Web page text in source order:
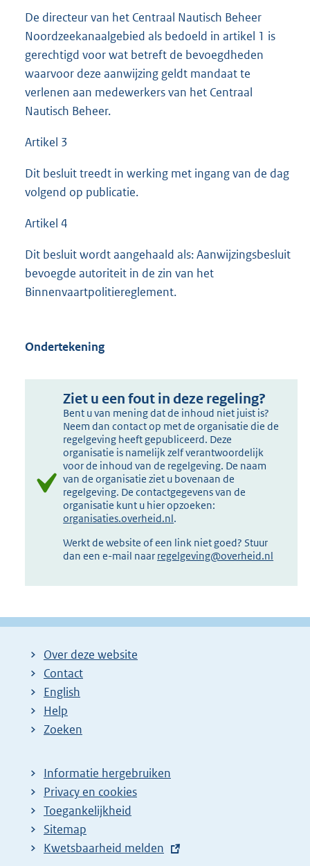
De directeur van het Centraal Nautisch Beheer
Noordzeekanaalgebied als bedoeld in artikel 1 is
gerechtigd voor wat betreft de bevoegdheden
waarvoor deze aanwijzing geldt mandaat te
verlenen aan medewerkers van het Centraal
Nautisch Beheer.
Artikel 3
Dit besluit treedt in werking met ingang van de dag
volgend op publicatie.
Artikel 4
Dit besluit wordt aangehaald als: Aanwijzingsbesluit
bevoegde autoriteit in de zin van het
Binnenvaartpolitiereglement.
Ondertekening
Ziet u een fout in deze regeling?
Bent u van mening dat de inhoud niet juist is?
Neem dan contact op met de organisatie die de
regelgeving heeft gepubliceerd. Deze
organisatie is namelijk zelf verantwoordelijk
voor de inhoud van de regelgeving. De naam
van de organisatie ziet u bovenaan de
regelgeving. De contactgegevens van de
organisatie kunt u hier opzoeken:
organisaties.overheid.nl.
Werkt de website of een link niet goed? Stuur
dan een e-mail naar regelgeving@overheid.nl
Over deze website
Contact
English
Help
Zoeken
Informatie hergebruiken
Privacy en cookies
Toegankelijkheid
Sitemap
E
Kwetsbaarheid melden